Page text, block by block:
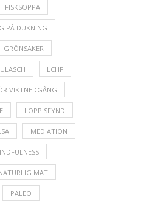
FISKSOPPA
PÅ DUKNING
GRÖNSAKER
LCHF
VIKTNEDGÅNG
LOPPISFYND
MEDIATION
MAT
PALEO